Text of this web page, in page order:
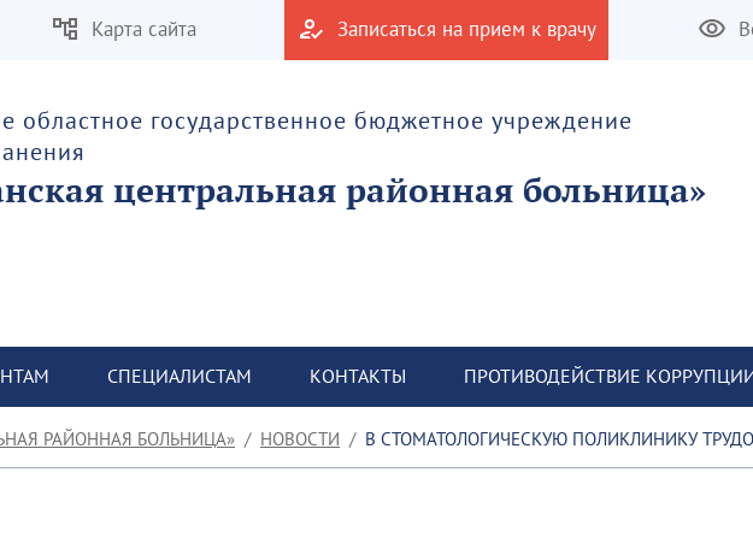
Карта сайта Записаться на прием к врачу
областное государственное бюджетное учреждение
центральная районная больница»
СПЕЦИАЛИСТАМ КОНТАКТЫ ПРОТИВОДЕЙСТВИЕ
РАЙОННАЯ БОЛЬНИЦА» НОВОСТИ В СТОМАТОЛОГИЧЕСКУЮ ПОЛИКЛИНИКУ ТРУДОУСТРОЕН